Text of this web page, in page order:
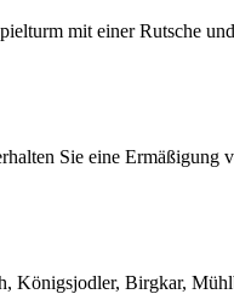
mit einer Rutsche
Sie eine Ermäßigung
Königsjodler, Birgkar,